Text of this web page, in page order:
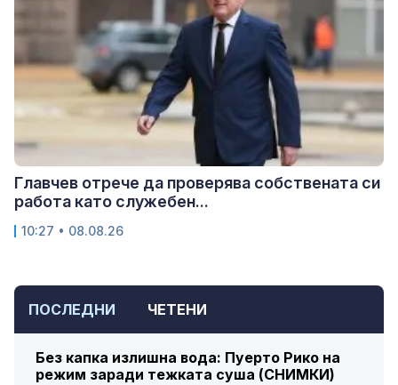
ПОСЛЕДНИ ЧЕТЕНИ
Без капка излишна вода: Пуерто Рико на
режим заради тежката суша (СНИМКИ)
Главчев отрече да проверява собствената си
работа като служебен...
10:27 • 08.08.26